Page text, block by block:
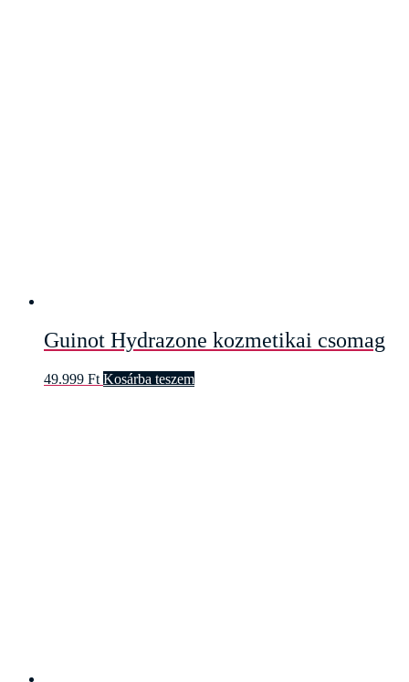
Guinot Hydrazone kozmetikai csomag
49.999 Ft Kosárba teszem